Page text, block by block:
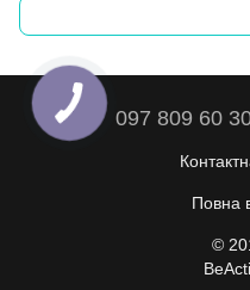
097 809 60
Повна
©